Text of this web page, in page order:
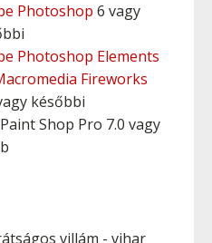
Photoshop 6 vagy
Photoshop Elements
Fireworks
későbbi
Paint Shop Pro 7.0 vagy
villám - vihar